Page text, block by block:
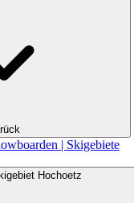
| Skigebiete
Hochoetz